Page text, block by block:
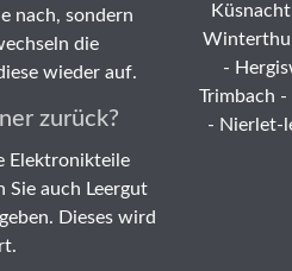
nach, sondern
die
wieder auf.
zurück?
Elektronikteile
Sie auch Leergut
Dieses wird
-
Trimbach -
- Nierlet-